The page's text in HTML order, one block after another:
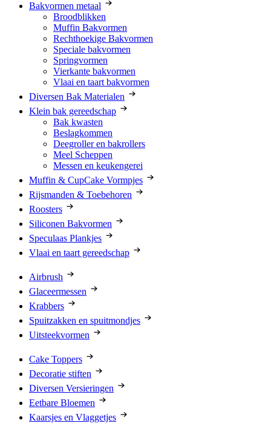
Bakvormen metaal
Broodblikken
Muffin Bakvormen
Rechthoekige Bakvormen
Speciale bakvormen
Springvormen
Vierkante bakvormen
Vlaai en taart bakvormen
Diversen Bak Materialen
Klein bak gereedschap
Bak kwasten
Beslagkommen
Deegroller en bakrollers
Meel Scheppen
Messen en keukengerei
Muffin & CupCake Vormpjes
Rijsmanden & Toebehoren
Roosters
Siliconen Bakvormen
Speculaas Plankjes
Vlaai en taart gereedschap
Airbrush
Glaceermessen
Krabbers
Spuitzakken en spuitmondjes
Uitsteekvormen
Cake Toppers
Decoratie stiften
Diversen Versieringen
Eetbare Bloemen
Kaarsjes en Vlaggetjes